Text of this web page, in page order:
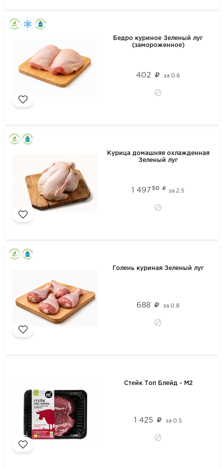
Бедро куриное Зеленый луг
(замороженное)
402 за0.6
Курица домашняя охлажденная
Зеленый луг
1 497 50 за2.5
Голень куриная Зеленый луг
688 за0.8
Стейк Топ Блейд - М2
1 425 за0.5